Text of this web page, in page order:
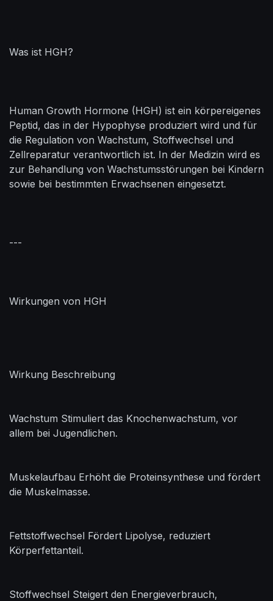
Was ist HGH?
Human Growth Hormone (HGH) ist ein körpereigenes
Peptid, das in der Hypophyse produziert wird und für
die Regulation von Wachstum, Stoffwechsel und
Zellreparatur verantwortlich ist. In der Medizin wird es
zur Behandlung von Wachstumsstörungen bei Kindern
sowie bei bestimmten Erwachsenen eingesetzt.
---
Wirkungen von HGH
Wirkung Beschreibung
Wachstum Stimuliert das Knochenwachstum, vor
allem bei Jugendlichen.
Muskelaufbau Erhöht die Proteinsynthese und fördert
die Muskelmasse.
Fettstoffwechsel Fördert Lipolyse, reduziert
Körperfettanteil.
Stoffwechsel Steigert den Energieverbrauch,